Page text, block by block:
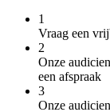
1
Vraag een
2
Onze
een afspraak
3
Onze